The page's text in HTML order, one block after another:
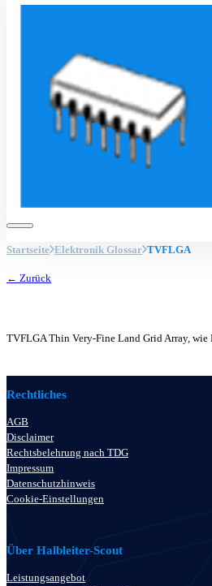
Startseite Elektronik Glossar TVFLGA
← Zurück
TVFLGA Thin Very-Fine Land Grid Array,
Rechtliches
AGB
Disclaimer
Rechtsbelehrung nach TDG
Impressum
Datenschutzhinweis
Cookie-Einstellungen
Über Halbleiter-Scout
Leistungsangebot